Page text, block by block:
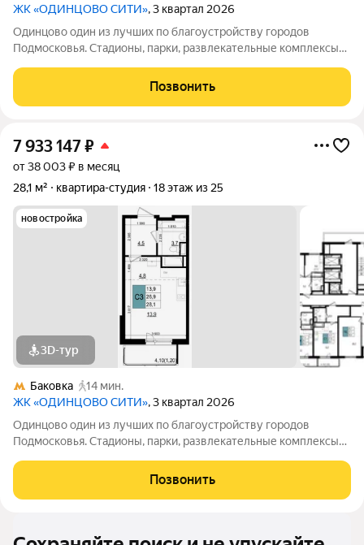
ЖК «ОДИНЦОВО СИТИ», 3 квартал 2026
Одинцово один из лучших по благоустройству городов
Подмосковья. Стадионы, парки, развлекательные комплексы
рестораны, салоны красоты и удобные магазины расположены
прямо в вашем дворе, на 1-х
Позвонить
7 933 147₽
от 38 003 ₽ в месяц
28,1 м²
квартира-студия 18 этаж из 25
новостройка
3D-тур
Баковка
14 мин.
ЖК «ОДИНЦОВО СИТИ», 3 квартал 2026
Одинцово один из лучших по благоустройству городов
Подмосковья. Стадионы, парки, развлекательные комплексы
рестораны, салоны красоты и удобные магазины расположены
прямо в вашем дворе, на 1-х
Позвонить